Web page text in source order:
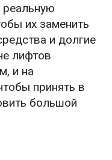
реальную
их заменить
и долгие
лифтов
и на
принять в
большой